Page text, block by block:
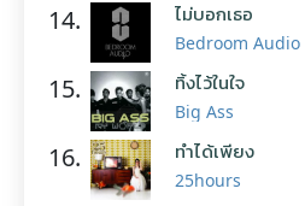
14. ไม่บอกเธอ
Bedroom Audio
15. ทิ้งไว้ในใจ
Big Ass
16. ทำได้เพียง
25hours